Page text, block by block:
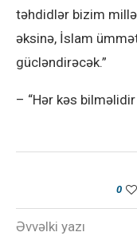
təhdidlər bizim
əksinə, İslam
gücləndirəcək.”
– “Hər kəs bilməlidir
0
Əvvəlki yazı